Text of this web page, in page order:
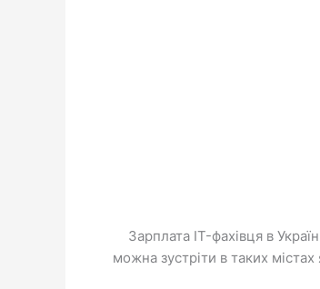
Зарплата IT-фахівця в
можна зустріти в таких